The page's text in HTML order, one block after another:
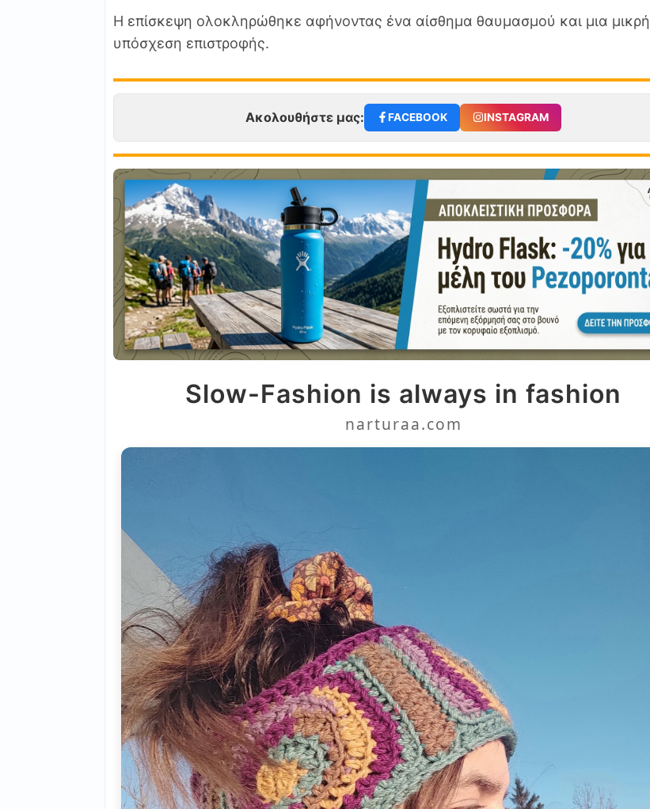
Η επίσκεψη ολοκληρώθηκε αφήνοντας ένα αίσθημα θαυμασμού και μια μικρή
υπόσχεση επιστροφής.
Ακολουθήστε μας: FACEBOOK INSTAGRAM
Slow-Fashion is always in fashion
narturaa.com